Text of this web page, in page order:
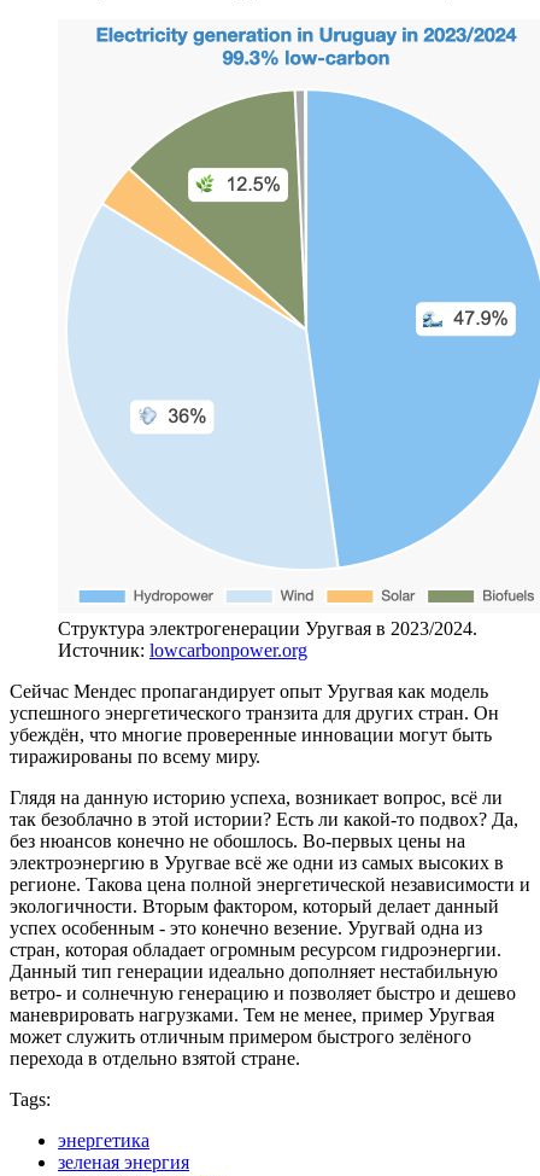
Структура электрогенерации Уругвая в 2023/2024.
Источник: lowcarbonpower.org
Сейчас Мендес пропагандирует опыт Уругвая как модель
успешного энергетического транзита для других стран. Он
убеждён, что многие проверенные инновации могут быть
тиражированы по всему миру.
Глядя на данную историю успеха, возникает вопрос, всё ли
так безоблачно в этой истории? Есть ли какой-то подвох? Да,
без нюансов конечно не обошлось. Во-первых цены на
электроэнергию в Уругвае всё же одни из самых высоких в
регионе. Такова цена полной энергетической независимости и
экологичности. Вторым фактором, который делает данный
успех особенным - это конечно везение. Уругвай одна из
стран, которая обладает огромным ресурсом гидроэнергии.
Данный тип генерации идеально дополняет нестабильную
ветро- и солнечную генерацию и позволяет быстро и дешево
маневрировать нагрузками. Тем не менее, пример Уругвая
может служить отличным примером быстрого зелёного
перехода в отдельно взятой стране.
Tags:
энергетика
зеленая энергия